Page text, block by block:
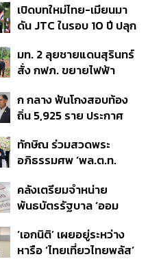
ต่อดอลลาร์
อนุทิน จ่อสอบต่อเอี่ยว
ตัดตอน ม.บูรพา หรือไม่
เปิดบทใหม่ไทย-เมียนมา
ดัน JTC ในรอบ 10 ปี ปลุก
ชายแดน ท่าเรือน้ำลึก
ทวาย
มท. 2 ลุยชายแดนสุรินทร์
สั่ง กฟภ. ขยายไฟฟ้า
350’ เสริมความมั่นคง
ชายแดน
ก กลาง ฟันโกงสอบท้อง
ถิ่น 5,925 ราย ประกาศ
ราย รอ ป.ป.ช. ขีดเส้นแล้ว
เสร็จ 31 ส.ค.
ทักษิณ ร่วมสวดพระ
อภิธรรมศพ ‘พล.ต.ท.
สิน’ สิริอายุ 103 ปี แกนนำ
เพื่อไทย-บุคคลหลาก
คลังเตรียมจำหน่าย
พันธบัตรรัฐบาล ‘ออม
ก.ย.นี้ อาจเพิ่มสัดส่วนการ
ขายแบบ Small Lot First
‘เอกนิติ’ เผยอยู่ระหว่าง
หารือ ‘ไทยเที่ยวไทยพลัส’